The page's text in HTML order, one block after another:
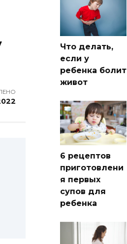
Что делать,
если у
ребенка болит
живот
6 рецептов
приготовлени
я первых
супов для
ребенка